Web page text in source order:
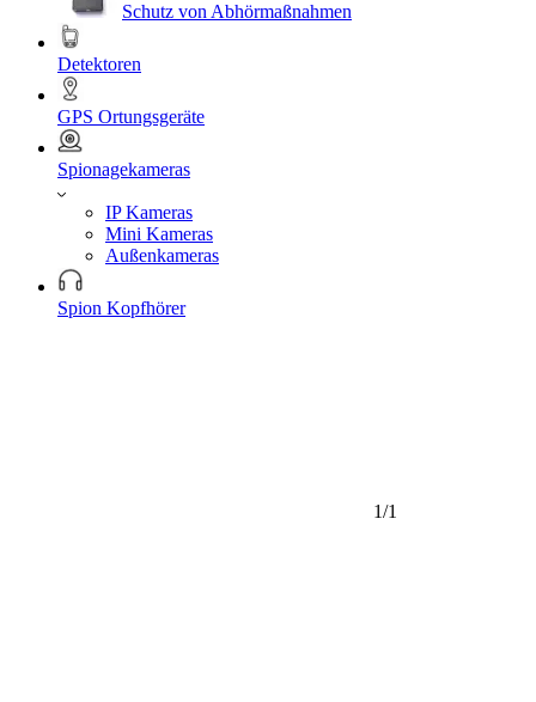
Schutz von Abhörmaßnahmen
Detektoren
GPS Ortungsgeräte
Spionagekameras
IP Kameras
Mini Kameras
Außenkameras
Spion Kopfhörer
1/1